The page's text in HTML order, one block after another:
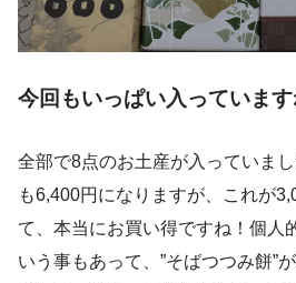
今回もいっぱい入っています
全部で8点のお土産が入っていま
も6,400円になりますが、これが
て、本当にお買い得ですね！個人
いう事もあって、”そばつつみ餅”